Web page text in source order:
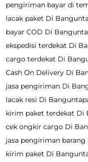
pengiriman bayar di
lacak paket Di
bayar COD Di
ekspedisi terdekat Di
cargo terdekat Di
Cash On Delivery Di
jasa pengiriman Di
lacak resi Di
kirim paket terdekat Di
cek ongkir cargo Di
jasa pengiriman
kirim paket Di